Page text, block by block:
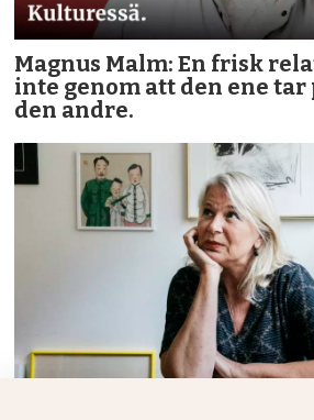
Magnus Malm: En frisk
inte genom att den ene tar
den andre.